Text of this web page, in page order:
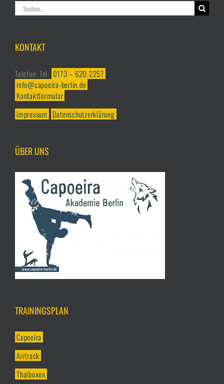
Suche
nach:
KONTAKT
Telefon: Tel: 0173 – 620 2257
info@capoeira-berlin.de
Kontaktformular
Impressum Datenschutzerklärung
ÜBER UNS
TRAININGSPLAN
Capoeira
Airtrack
Thaiboxen